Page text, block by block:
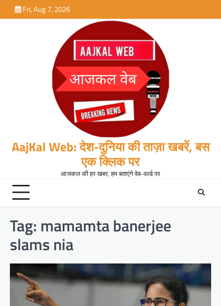
to
Fri, Aug 7, 2026
AajKal Web: देश-दुनिया की ताज़ा खबरें, बस
एक क्लिक पर
आजकल की हर खबर, हम बताएंगे वेब-वर्ल्ड पर
Tag: mamamta banerjee
slams nia